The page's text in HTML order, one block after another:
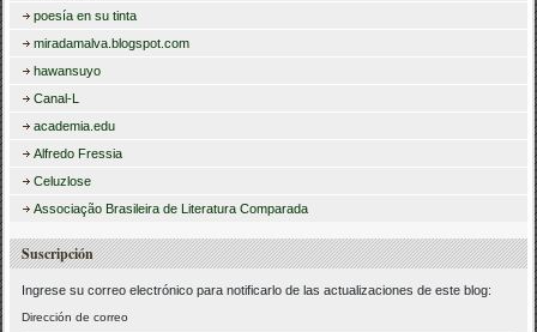
poesía en su tinta
miradamalva.blogspot.com
hawansuyo
Canal-L
academia.edu
Alfredo Fressia
Celuzlose
Associação Brasileira de Literatura Comparada
Suscripción
Ingrese su correo electrónico para notificarlo de las actualizaciones de este blog:
Dirección de correo